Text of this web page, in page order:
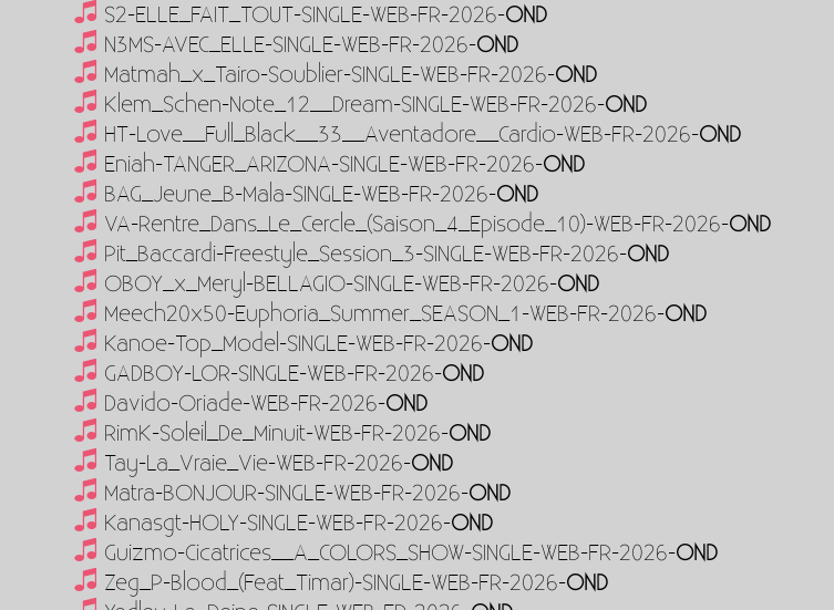
S2-ELLE_FAIT_TOUT-SINGLE-WEB-FR-2026-OND
N3MS-AVEC_ELLE-SINGLE-WEB-FR-2026-OND
Matmah_x_Tairo-Soublier-SINGLE-WEB-FR-2026-OND
Klem_Schen-Note_12__Dream-SINGLE-WEB-FR-2026-OND
HT-Love__Full_Black__33__Aventadore__Cardio-WEB-FR-2026-OND
Eniah-TANGER_ARIZONA-SINGLE-WEB-FR-2026-OND
BAG_Jeune_B-Mala-SINGLE-WEB-FR-2026-OND
VA-Rentre_Dans_Le_Cercle_(Saison_4_Episode_10)-WEB-FR-2026-OND
Pit_Baccardi-Freestyle_Session_3-SINGLE-WEB-FR-2026-OND
OBOY_x_Meryl-BELLAGIO-SINGLE-WEB-FR-2026-OND
Meech20x50-Euphoria_Summer_SEASON_1-WEB-FR-2026-OND
Kanoe-Top_Model-SINGLE-WEB-FR-2026-OND
GADBOY-LOR-SINGLE-WEB-FR-2026-OND
Davido-Oriade-WEB-FR-2026-OND
RimK-Soleil_De_Minuit-WEB-FR-2026-OND
Tay-La_Vraie_Vie-WEB-FR-2026-OND
Matra-BONJOUR-SINGLE-WEB-FR-2026-OND
Kanasgt-HOLY-SINGLE-WEB-FR-2026-OND
Guizmo-Cicatrices__A_COLORS_SHOW-SINGLE-WEB-FR-2026-OND
Zeg_P-Blood_(Feat_Timar)-SINGLE-WEB-FR-2026-OND